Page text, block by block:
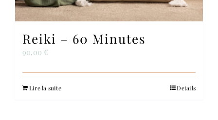
Reiki – 60 Minutes
90,00 €
Lire la suite Details